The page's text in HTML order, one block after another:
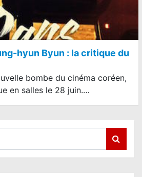
hyun Byun : la critique du
bombe du cinéma coréen,
en salles le 28 juin.…